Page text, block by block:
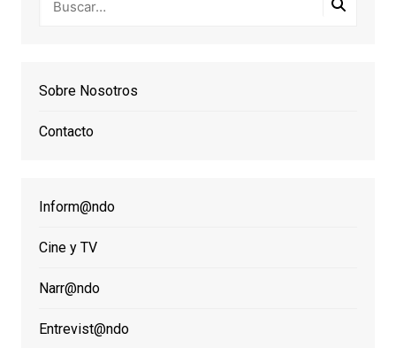
Sobre Nosotros
Contacto
Inform@ndo
Cine y TV
Narr@ndo
Entrevist@ndo